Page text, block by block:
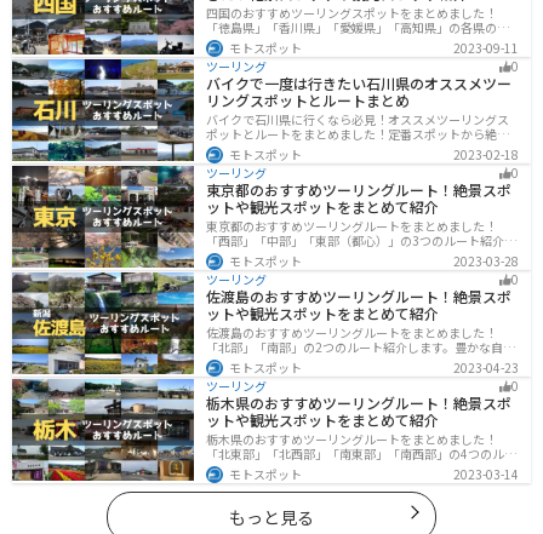
四国のおすすめツーリングスポットをまとめました！
「徳島県」「香川県」「愛媛県」「高知県」の各県の観
光地紹介します。自然豊かな山々や湖、温泉地が点在
し、四季折々の景色を楽しめるスポットが多数ありま
す。バイクで四国にツーリングに行く際は参考にしてく
ださい。
モトスポット
2023-09-11
ツーリング
0
バイクで一度は行きたい石川県のオススメツー
リングスポットとルートまとめ
バイクで石川県に行くなら必見！オススメツーリングス
ポットとルートをまとめました！定番スポットから絶景
スポット、温泉、海、グルメなど様々なジャンルで楽し
めます。バイクで石川ツーリングに行こうと思っている
人は、参考にしてください。
モトスポット
2023-02-18
ツーリング
0
東京都のおすすめツーリングルート！絶景スポ
ットや観光スポットをまとめて紹介
東京都のおすすめツーリングルートをまとめました！
「西部」「中部」「東部（都心）」の3つのルート紹介し
ます。西に行けば奥多摩の自然、東に行けば都心スポッ
トと、自然も街も楽しめるスポットが多数あります。バ
イクで東京都にツーリングに行く際は参考にしてくださ
い。
モトスポット
2023-03-28
ツーリング
0
佐渡島のおすすめツーリングルート！絶景スポ
ットや観光スポットをまとめて紹介
佐渡島のおすすめツーリングルートをまとめました！
「北部」「南部」の2つのルート紹介します。豊かな自然
と歴史的なスポット、トキなどの貴重な動物を見られる
スポットが多数あります。バイクで佐渡島にツーリング
に行く際は参考にしてください。
モトスポット
2023-04-23
ツーリング
0
栃木県のおすすめツーリングルート！絶景スポ
ットや観光スポットをまとめて紹介
栃木県のおすすめツーリングルートをまとめました！
「北東部」「北西部」「南東部」「南西部」の4つのルー
ト紹介します。日本を代表する神社や広大な山や滝、湖
などを歴史や自然を満喫するツーリングができます。バ
イクで栃木県にツーリングに行く際は参考にしてくださ
モトスポット 2023-03-14
もっと見る